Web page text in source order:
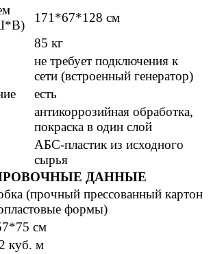
171*67*128 см
85 кг
не требует подключения к
сети (встроенный генератор)
есть
антикоррозийная обработка,
покраска в один слой
АБС-пластик из исходного
сырья
ДАННЫЕ
(прочный прессованный картон
формы)
см
куб. м